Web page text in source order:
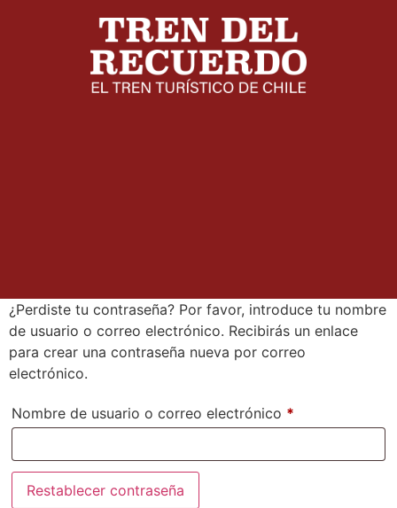
¿Perdiste tu contraseña? Por favor, introduce tu nombre
de usuario o correo electrónico. Recibirás un enlace
para crear una contraseña nueva por correo
electrónico.
Nombre de usuario o correo electrónico *
Restablecer contraseña